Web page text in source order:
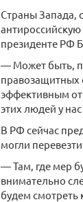
Страны Запада,
президенте РФ
— Может быть,
правозащитных
эффективным
этих людей у
В РФ сейчас
могли
— Там, где мер
внимательно
будем смотреть